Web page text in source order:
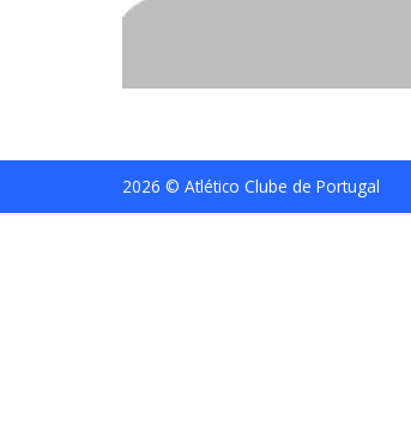
2026 © Atlético Clube de Portugal